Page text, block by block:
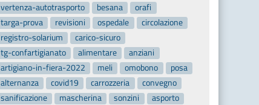
vertenza-autotrasporto
besana
orafi
targa-prova
revisioni ospedale
circolazione
registro-solarium
carico-sicuro
tg-confartigianato
alimentare
anziani
artigiano-in-fiera-2022
meli omobono
posa
alternanza
covid19 carrozzeria
convegno
sanificazione
mascherina sonzini
asporto